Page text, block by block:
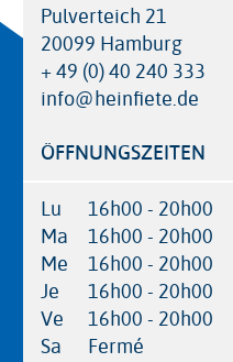
Pulverteich 21
20099 Hamburg
+ 49 (0) 40 240 333
info@heinfiete.de
ÖFFNUNGSZEITEN
Lu
16h00 - 20h00
Ma
16h00 - 20h00
Me
16h00 - 20h00
Je
16h00 - 20h00
Ve
16h00 - 20h00
Sa
Fermé